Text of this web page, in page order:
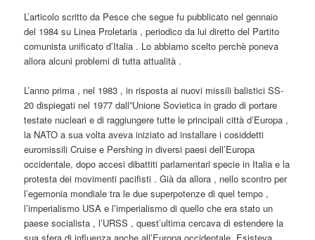
L’articolo scritto da Pesce che segue fu pubblicato nel gennaio
del 1984 su Linea Proletaria , periodico da lui diretto del Partito
comunista unificato d’Italia . Lo abbiamo scelto perchè poneva
allora alcuni problemi di tutta attualità .
L’anno prima , nel 1983 , in risposta ai nuovi missili balistici SS-
20 dispiegati nel 1977 dall”Unione Sovietica in grado di portare
testate nucleari e di raggiungere tutte le principali città d’Europa ,
la NATO a sua volta aveva iniziato ad installare i cosiddetti
euromissili Cruise e Pershing in diversi paesi dell’Europa
occidentale, dopo accesi dibattiti parlamentari specie in Italia e la
protesta dei movimenti pacifisti . Già da allora , nello scontro per
l’egemonia mondiale tra le due superpotenze di quel tempo ,
l’imperialismo USA e l’imperialismo di quello che era stato un
paese socialista , l’URSS , quest’ultima cercava di estendere la